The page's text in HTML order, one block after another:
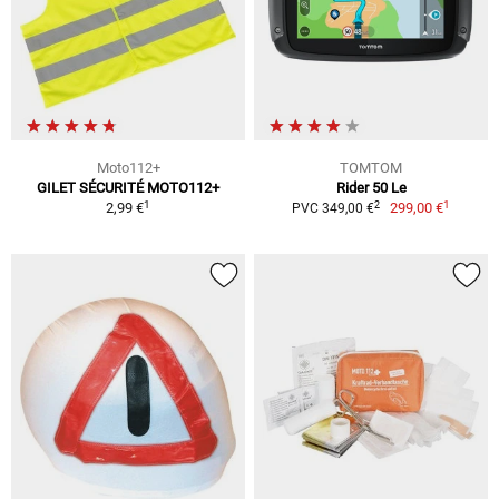
Moto112+
GILET SÉCURITÉ MOTO112+
2,99 €1
TOMTOM
Rider 50 Le
PVC 349,00 €2 299,00 €1